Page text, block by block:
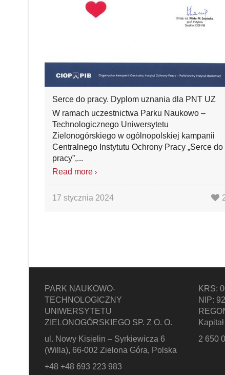
Serce do pracy. Dyplom uznania dla PNT UZ
W ramach uczestnictwa Parku Naukowo –
Technologicznego Uniwersytetu
Zielonogórskiego w ogólnopolskiej kampanii
Centralnego Instytutu Ochrony Pracy „Serce do
pracy”,...
Read more
17 stycznia 2024
PARK NAUKOWO-
TECHNOLOGICZNY
UNIWERSYTETU
ZIELONOGÓRSKIEGO SP. Z O. O.
ul. Nowy Kisielin – Syrkiewicza 6
(Willa), 66-002 Zielona Góra, Polska
+48 +48 693 223 983
KRS:
NIP:
2 650